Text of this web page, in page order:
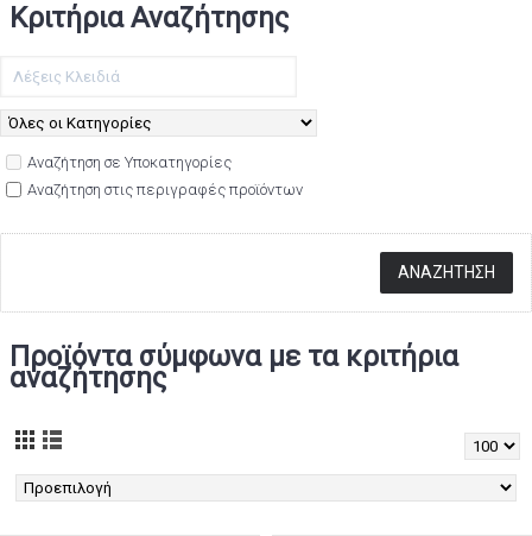
Κριτήρια Αναζήτησης
Αναζήτηση σε Υποκατηγορίες
Αναζήτηση στις περιγραφές προϊόντων
Προϊόντα σύμφωνα με τα κριτήρια
αναζήτησης